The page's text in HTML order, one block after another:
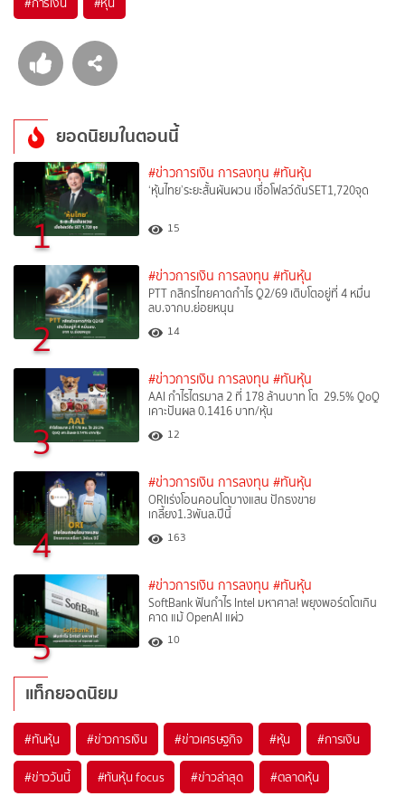
ยอดนิยมในตอนนี้
1
#ข่าวการเงิน การลงทุน #ทันหุ้น
‘หุ้นไทย’ระยะสั้นผันผวน เชื่อโฟลว์ดันSET1,720จุด
15
2
#ข่าวการเงิน การลงทุน #ทันหุ้น
PTT กสิกรไทยคาดกำไร Q2/69 เติบโตอยู่ที่ 4 หมื่น
ลบ.จากบ.ย่อยหนุน
14
3
#ข่าวการเงิน การลงทุน #ทันหุ้น
AAI กำไรไตรมาส 2 ที่ 178 ล้านบาท โต 29.5% QoQ
เคาะปันผล 0.1416 บาท/หุ้น
12
4
#ข่าวการเงิน การลงทุน #ทันหุ้น
ORIเร่งโอนคอนโดบางแสน ปักธงขาย
เกลี้ยง1.3พันล.ปีนี้
163
5
#ข่าวการเงิน การลงทุน #ทันหุ้น
SoftBank ฟันกำไร Intel มหาศาล! พยุงพอร์ตโตเกิน
คาด แม้ OpenAI แผ่ว
10
แท็กยอดนิยม
#ทันหุ้น #ข่าวการเงิน #ข่าวเศรษฐกิจ #หุ้น #การเงิน
#ข่าววันนี้ #ทันหุ้น focus #ข่าวล่าสุด #ตลาดหุ้น